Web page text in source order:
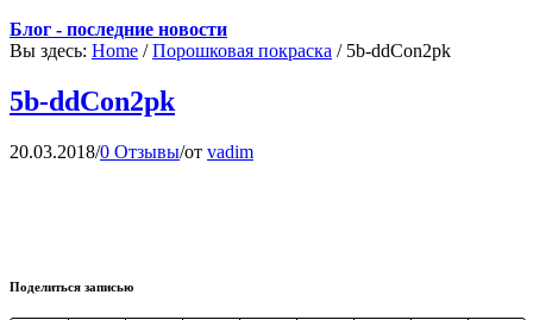
Блог - последние новости
Вы здесь: Home / Порошковая покраска / 5b-ddCon2pk
5b-ddCon2pk
20.03.2018/0 Отзывы/от vadim
Поделиться записью